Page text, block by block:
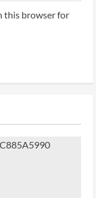
this browser for